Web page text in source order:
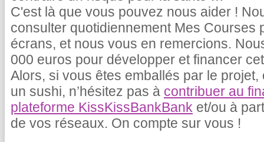
C'est là que vous pouvez nous aider !
consulter quotidiennement Mes Courses
écrans, et nous vous en remercions.
000 euros pour développer et financer
Alors, si vous êtes emballés par le
un sushi, n’hésitez pas à contribuer au
plateforme KissKissBankBank et/ou à
de vos réseaux. On compte sur vous !